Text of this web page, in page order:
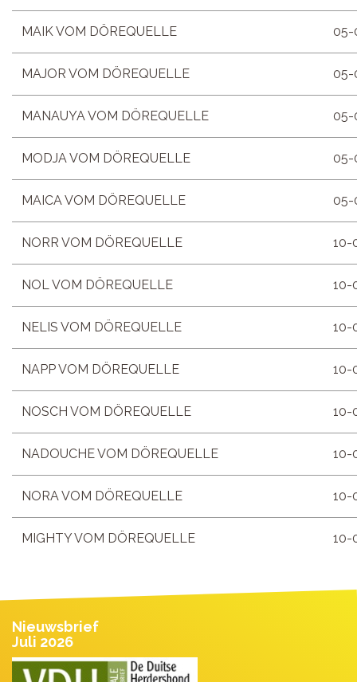
MAIK VOM DÖREQUELLE
MAJOR VOM DÖREQUELLE
MANAUYA VOM DÖREQUELLE
MODJA VOM DÖREQUELLE
MAICA VOM DÖREQUELLE
NORR VOM DÖREQUELLE 10-
NOL VOM DÖREQUELLE 10-
NELIS VOM DÖREQUELLE 10-
NAPP VOM DÖREQUELLE 10-
NOSCH VOM DÖREQUELLE 10-
NADOUCHE VOM DÖREQUELLE 10-
NORA VOM DÖREQUELLE 10-
MIGHTY VOM DÖREQUELLE 10-
Nieuwsbrief
Juli 2026